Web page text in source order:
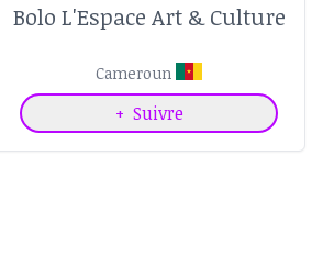
Bolo L'Espace Art & Culture
Cameroun
+ Suivre